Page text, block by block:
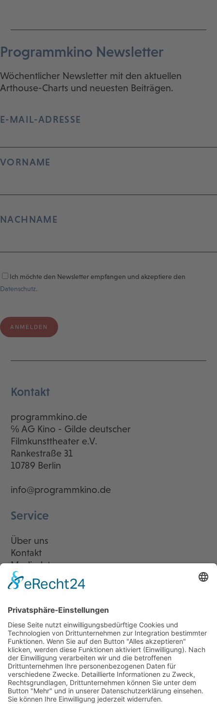
Programmkino Newsletter
Wöchentlicher Newsletter mit den aktuellen
Arthouse-Charts und neuesten Beiträgen.
E-MAIL-ADRESSE
VORNAME
NACHNAME
Ich möchte den Newsletter empfangen und akzeptiere den
Datenschutz.
Kontakt
programmkino.de
℅ AG Kino - Gilde deutscher
Filmkunsttheater e.V.
Rankestraße 31
10789 Berlin
info@programmkino.de
Service
Über uns
Kontakt
Mediadaten
Newsletter
LogIn
Legal
Impressum
Datenschutzerklärung
Cookie-Einstellungen